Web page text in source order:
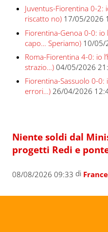
Juventus-Fiorentina 0-2:
riscatto no) 17/05/2026
Fiorentina-Genoa 0-0: io
capo… Speriamo) 10/05/
Roma-Fiorentina 4-0: io
strazio…) 04/05/2026
Fiorentina-Sassuolo 0-0:
errori…) 26/04/2026
Niente soldi dal
progetti Redi e
08/08/2026 09:33 di